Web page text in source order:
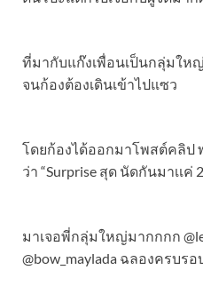
ที่มากับแก๊งเพื่อนเป็นกลุ่มให
จนก้องต้องเดินเข้าไปแซว
โดยก้องได้ออกมาโพสต์คลิป
ว่า “Surprise สุด นัดกันมาเเ
มาเจอพี่กลุ่มใหญ่มากกกก
@bow_maylada ฉลองครบร